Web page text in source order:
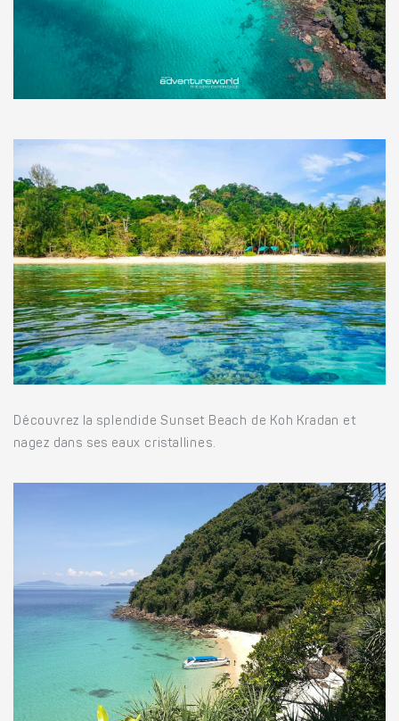
Découvrez la splendide Sunset Beach de Koh Kradan et
nagez dans ses eaux cristallines.